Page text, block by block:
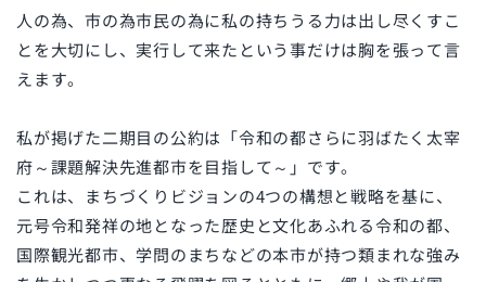
人の為、市の為市民の為に私の持ちうる力は出し尽くすこ
とを大切にし、実行して来たという事だけは胸を張って言
えます。
私が掲げた二期目の公約は「令和の都さらに羽ばたく太宰
府～課題解決先進都市を目指して～」です。
これは、まちづくりビジョンの4つの構想と戦略を基に、
元号令和発祥の地となった歴史と文化あふれる令和の都、
国際観光都市、学問のまちなどの本市が持つ類まれな強み